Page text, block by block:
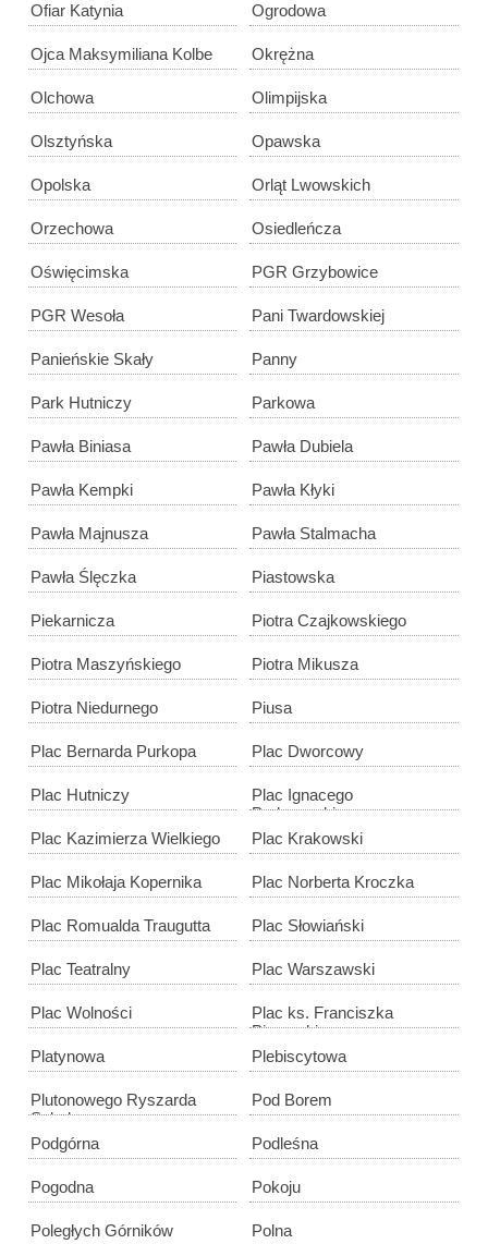
Ofiar Katynia Ogrodowa
Ojca Maksymiliana Kolbe Okrężna
Olchowa Olimpijska
Olsztyńska Opawska
Opolska Orląt Lwowskich
Orzechowa Osiedleńcza
Oświęcimska PGR Grzybowice
PGR Wesoła Pani Twardowskiej
Panieńskie Skały Panny
Park Hutniczy Parkowa
Pawła Biniasa Pawła Dubiela
Pawła Kempki Pawła Kłyki
Pawła Majnusza Pawła Stalmacha
Pawła Ślęczka Piastowska
Piekarnicza Piotra Czajkowskiego
Piotra Maszyńskiego Piotra Mikusza
Piotra Niedurnego Piusa
Plac Bernarda Purkopa Plac Dworcowy
Plac Hutniczy
Plac Ignacego
Paderewskiego
Plac Kazimierza Wielkiego
Plac Krakowski
Plac Mikołaja Kopernika Plac Norberta Kroczka
Plac Romualda Traugutta Plac Słowiański
Plac Teatralny Plac Warszawski
Plac Wolności
Plac ks. Franciszka
Pieruszki
Platynowa
Plebiscytowa
Plutonowego Ryszarda
Szkubacza
Pod Borem
Podgórna Podleśna
Pogodna Pokoju
Poległych Górników Polna